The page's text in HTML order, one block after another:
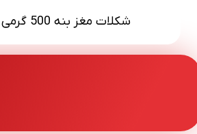
رب انار اورامان 1 کیلویی